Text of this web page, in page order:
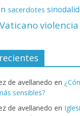
sacerdotes
Vaticano violencia
de avellanedo en
sensibles?
de avellanedo en